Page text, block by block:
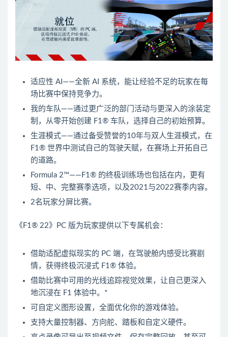
适应性 AI——全新 AI 系统，能让经验不足的玩家在每
场比赛中保持竞争力。
我的车队——通过更广泛的部门活动与更深入的涂装定
制，从零开始创建 F1® 车队，选择自己的初始预算。
生涯模式——通过备受赞誉的10年与双人生涯模式，在
F1® 世界中测试自己的驾驶天赋，在赛场上开拓自己
的道路。
Formula 2™——F1® 的终极训练场也包括在内，更有
短、中、完整赛季选项，以及2021与2022赛季内容。
2名玩家分屏比赛。
《F1® 22》PC 版为玩家提供以下专属机会：
借助适配虚拟现实的 PC 端，在驾驶舱内感受比赛剧
情，获得终极沉浸式 F1® 体验。
借助比赛中可用的光线追踪视觉效果，让自己更深入
地沉浸在 F1 体验中。*
可自定义图形设置，全面优化你的游戏体验。
支持大量控制器、方向舵、踏板和自定义硬件。